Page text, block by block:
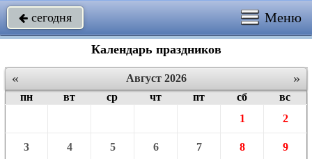
 сегодня Меню
Календарь праздников
« »
Август 2026
пн
вт ср чт пт сб
вс
1
2
3 4 5 6 7 8 9